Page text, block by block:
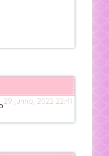
29 junho, 2022 22:41